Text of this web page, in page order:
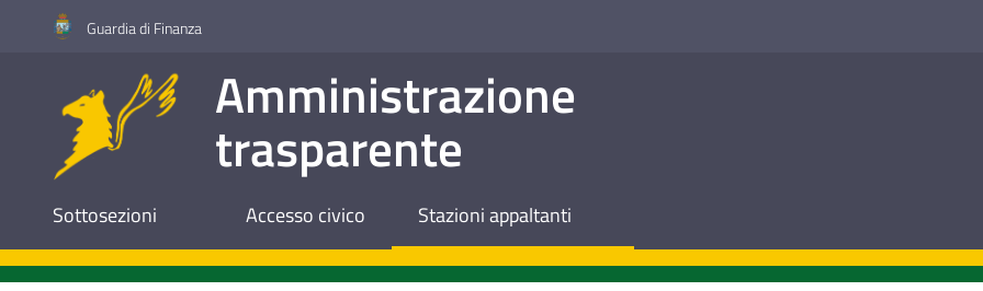
Vai al contenuto
Vai alla navigazione
Vai al footerGuardia di Finanza
Amministrazione
trasparente
Sottosezioni Accesso civico Stazioni appaltanti